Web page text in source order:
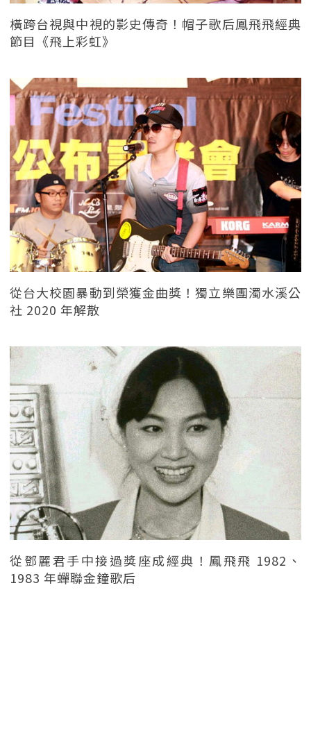
橫跨台視與中視的影史傳奇！帽子歌后鳳飛飛經典
節目《飛上彩虹》
從台大校園暴動到榮獲金曲獎！獨立樂團濁水溪公
社 2020 年解散
從鄧麗君手中接過獎座成經典！鳳飛飛 1982、
1983 年蟬聯金鐘歌后